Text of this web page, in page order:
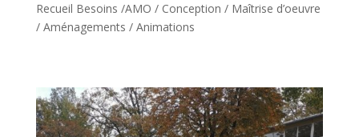
Recueil Besoins /AMO / Conception / Maîtrise d’oeuvre
/ Aménagements / Animations